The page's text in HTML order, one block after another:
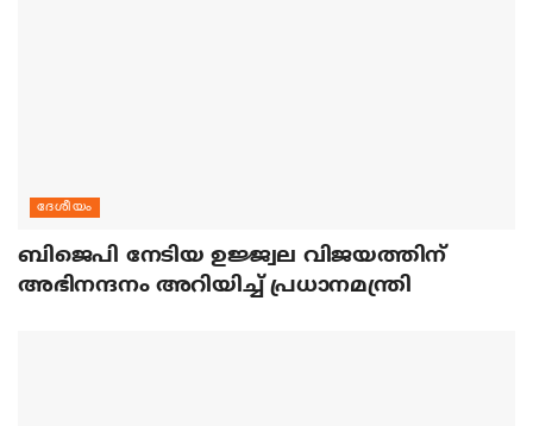
ദേശീയം
ബിജെപി നേടിയ ഉജ്ജ്വല വിജയത്തിന്
അഭിനന്ദനം അറിയിച്ച് പ്രധാനമന്ത്രി